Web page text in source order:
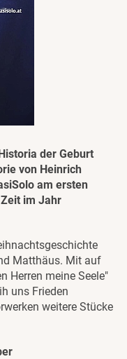
der Geburt
von Heinrich
am ersten
im Jahr
Matthäus. Mit auf
Herren meine Seele"
uns Frieden
weitere Stücke